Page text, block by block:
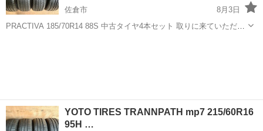
佐倉市
8月3日
PRACTIVA 185/70R14 88S 中古タイヤ4本セット 取りに来ていただけ
YOTO TIRES TRANNPATH mp7 215/60R16
95H …